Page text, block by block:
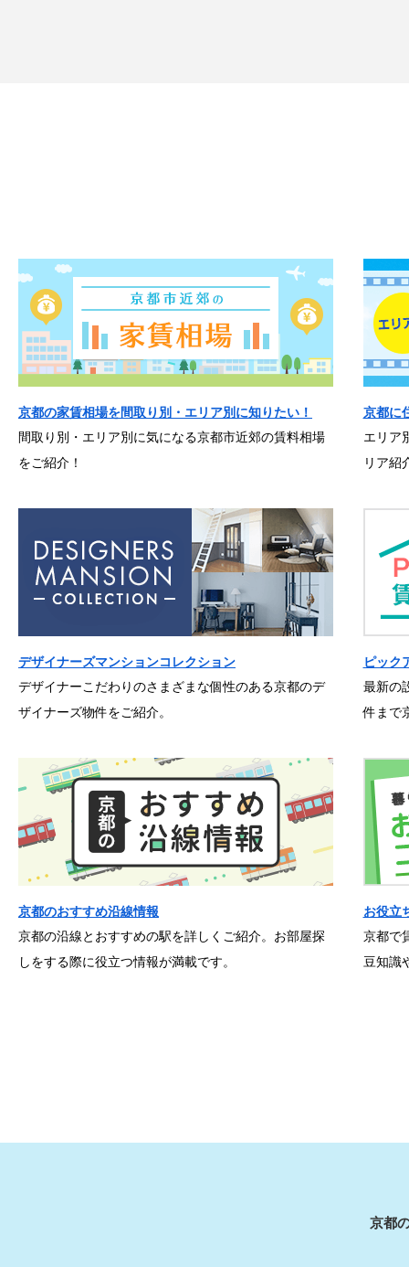
京都の家賃相場を間取り別・エリア別に知りたい！
間取り別・エリア別に気になる京都市近郊の賃料相場
をご紹介！
京都に
エリア
リア紹
デザイナーズマンションコレクション
デザイナーこだわりのさまざまな個性のある京都のデ
ザイナーズ物件をご紹介。
ピック
最新の
件まで
京都のおすすめ沿線情報
京都の沿線とおすすめの駅を詳しくご紹介。お部屋探
しをする際に役立つ情報が満載です。
お役立
京都で
豆知識
京都